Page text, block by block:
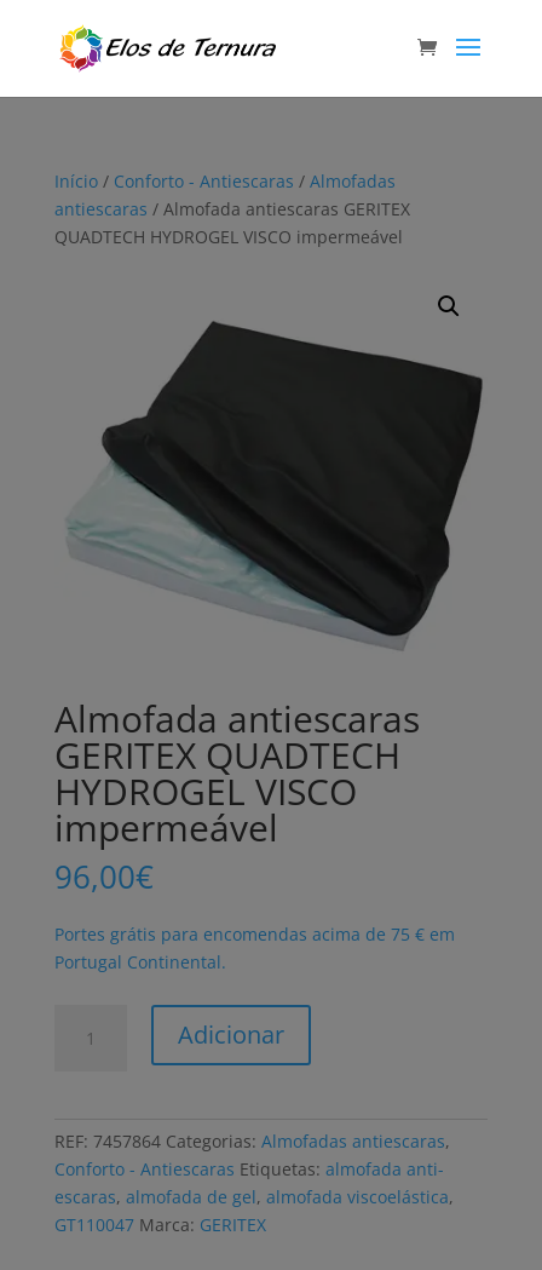
Início/ Conforto - Antiescaras / Almofadas
antiescaras / Almofada antiescaras GERITEX
QUADTECH HYDROGEL VISCO impermeável
Almofada antiescaras
GERITEX QUADTECH
HYDROGEL VISCO
impermeável
96,00€
Portes grátis para encomendas acima de 75 € em
Portugal Continental.
QUADTECH
HYDROGEL
Adicionar
REF: 7457864 Categorias: Almofadas antiescaras,
Conforto - Antiescaras Etiquetas: almofada anti-
escaras, almofada de gel, almofada viscoelástica,
GT110047 Marca: GERITEX